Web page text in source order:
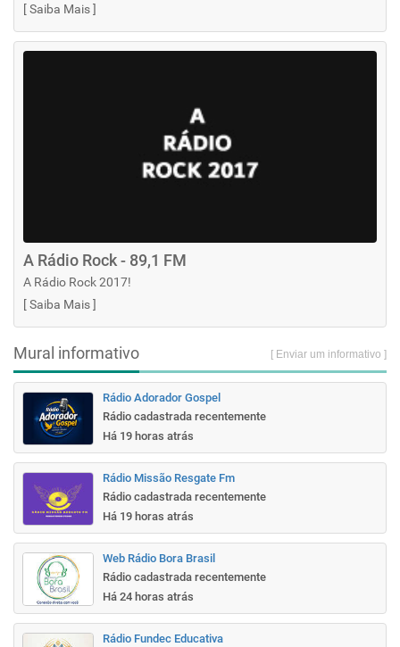
[Saiba Mais]
A Rádio Rock - 89,1 FM
A Rádio Rock 2017!
[Saiba Mais]
Mural informativo [ Enviar um informativo ]
Rádio Adorador Gospel
Rádio cadastrada recentemente
Há 19 horas atrás
Rádio Missão Resgate Fm
Rádio cadastrada recentemente
Há 19 horas atrás
Web Rádio Bora Brasil
Rádio cadastrada recentemente
Há 24 horas atrás
Rádio Fundec Educativa